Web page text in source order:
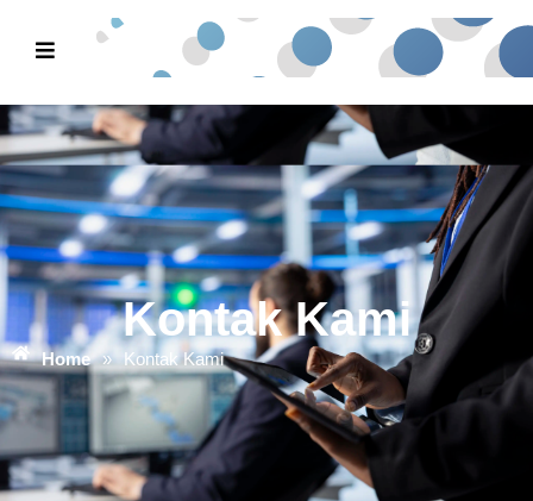
Kontak Kami
Home » Kontak Kami